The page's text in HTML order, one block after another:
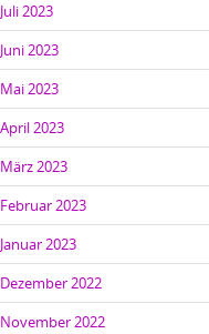
Juli 2023
Juni 2023
Mai 2023
April 2023
März 2023
Februar 2023
Januar 2023
Dezember 2022
November 2022